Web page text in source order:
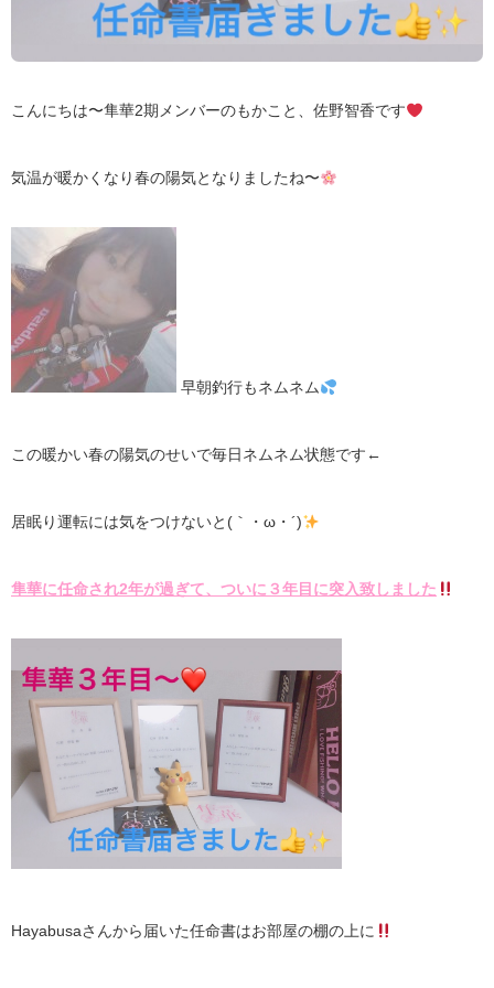
こんにちは〜隼華2期メンバーのもかこと、佐野智香です
気温が暖かくなり春の陽気となりましたね〜
早朝釣行もネムネム
この暖かい春の陽気のせいで毎日ネムネム状態です←
居眠り運転には気をつけないと(｀・ω・´)
隼華に任命され2年が過ぎて、ついに３年目に突入致しました
Hayabusaさんから届いた任命書はお部屋の棚の上に